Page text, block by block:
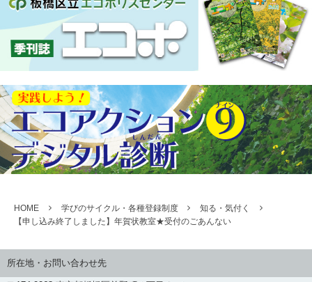
HOME 学びのサイクル・各種登録制度
知る・気付く
【申し込み終了しました】年賀状教室★受付のごあんない
所在地・お問い合わせ先